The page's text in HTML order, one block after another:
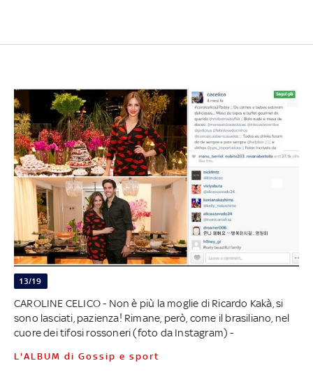
13/19
CAROLINE CELICO - Non è più la moglie di Ricardo Kakà, si
sono lasciati, pazienza! Rimane, però, come il brasiliano, nel
cuore dei tifosi rossoneri (foto da Instagram) -
L'ALBUM di Gossip e sport